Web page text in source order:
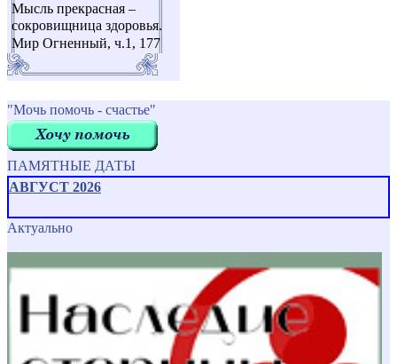
Мысль прекрасная –
сокровищница здоровья.
Мир Огненный, ч.1, 177
"Мочь помочь - счастье"
ПАМЯТНЫЕ ДАТЫ
АВГУСТ 2026
Актуально